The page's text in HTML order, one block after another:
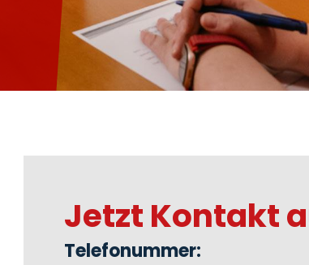
Jetzt Kontakt
Telefonummer: